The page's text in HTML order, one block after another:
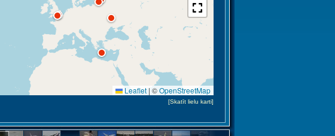
Leaflet | ©OpenStreetMap
[Skatīt lielu karti]